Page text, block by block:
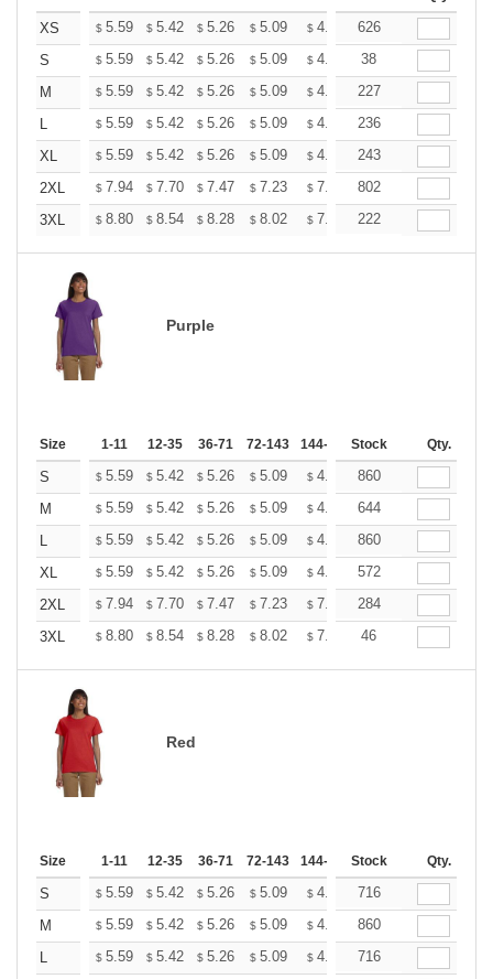
XS $ 5.59 $ 5.42 $ 5.26 $ 5.09 $ 4.93 $4.84
626
S
$ 5.59 $ 5.42 $ 5.26 $ 5.09 $ 4.93 $4.84
38
M
$ 5.59 $ 5.42 $ 5.26 $ 5.09 $ 4.93 $4.84
227
L
$ 5.59 $ 5.42 $ 5.26 $ 5.09 $ 4.93 $4.84
236
XL
$ 5.59 $ 5.42 $ 5.26 $ 5.09 $ 4.93 $4.84
243
2XL
$ 7.94 $ 7.70 $ 7.47 $ 7.23 $ 7.00 $6.88
802
3XL
$ 8.80 $ 8.54 $ 8.28 $ 8.02 $ 7.76 $7.63
222
Purple
Size 1-11 12-35 36-71 72-143 144-287 288 + More
Stock Qty.
S $ 5.59 $ 5.42 $ 5.26 $ 5.09 $ 4.93 $4.84
860
M
$ 5.59 $ 5.42 $ 5.26 $ 5.09 $ 4.93 $4.84
644
L
$ 5.59 $ 5.42 $ 5.26 $ 5.09 $ 4.93 $4.84
860
XL
$ 5.59 $ 5.42 $ 5.26 $ 5.09 $ 4.93 $4.84
572
2XL
$ 7.94 $ 7.70 $ 7.47 $ 7.23 $ 7.00 $6.88
284
3XL
$ 8.80 $ 8.54 $ 8.28 $ 8.02 $ 7.76 $7.63
46
Red
Size 1-11 12-35 36-71 72-143 144-287 288 + More
Stock Qty.
S $ 5.59 $ 5.42 $ 5.26 $ 5.09 $ 4.93 $ 4.84
716
M
$ 5.59 $ 5.42 $ 5.26 $ 5.09 $ 4.93 $4.84
860
L
$ 5.59 $ 5.42 $ 5.26 $ 5.09 $ 4.93 $ 4.84
716